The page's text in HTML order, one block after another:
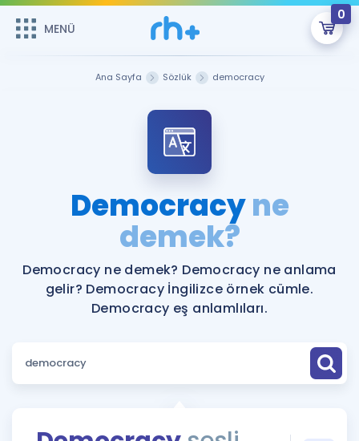
MENÜ
0
Şifremi Hatırlamıyorum
Sepetin Şu An Boş.
Remzi Hoca ile seni sınava hazırlayacak onlarca eğitim seni
bekliyor!
MENÜ
Katılımcı Görüşleri
Faydalı Araçlar
Ücretsiz Kaynaklar
Puan Hesaplama
İngilizce Gramer
Ana Sayfa Sözlük democracy
Democracyne
demek?
Democracy ne demek? Democracy ne anlama
gelir? Democracy İngilizce örnek cümle.
Democracy eş anlamlıları.